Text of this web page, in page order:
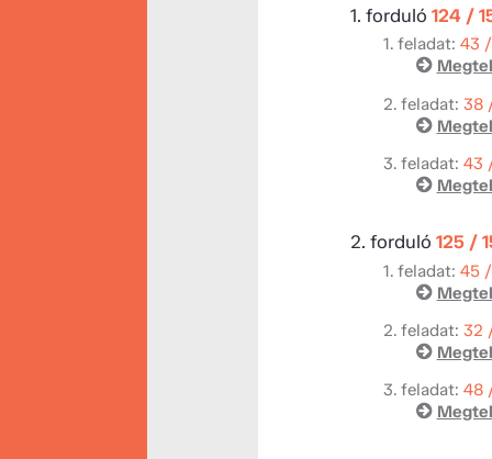
1. forduló 124 /
1. feladat: 43
2. feladat: 38
3. feladat: 43
2. forduló 125 /
1. feladat: 45
2. feladat: 32
3. feladat: 48